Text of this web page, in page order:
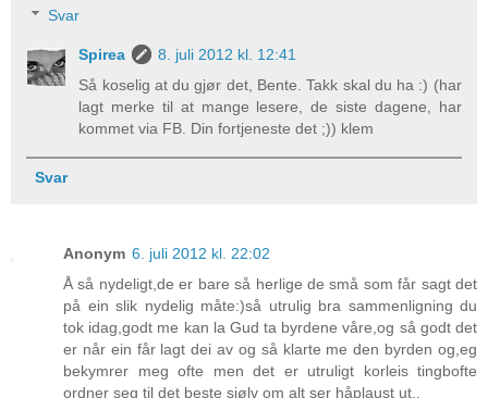
Svar
Spirea
8. juli 2012 kl. 12:41
Så koselig at du gjør det, Bente. Takk skal du ha :) (har
lagt merke til at mange lesere, de siste dagene, har
kommet via FB. Din fortjeneste det ;)) klem
Svar
Anonym 6. juli 2012 kl. 22:02
Å så nydeligt,de er bare så herlige de små som får sagt det
på ein slik nydelig måte:)så utrulig bra sammenligning du
tok idag,godt me kan la Gud ta byrdene våre,og så godt det
er når ein får lagt dei av og så klarte me den byrden og,eg
bekymrer meg ofte men det er utruligt korleis tingbofte
ordner seg til det beste sjølv om alt ser håplaust ut..